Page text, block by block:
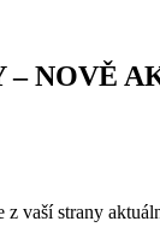
– NOVĚ
vaší strany